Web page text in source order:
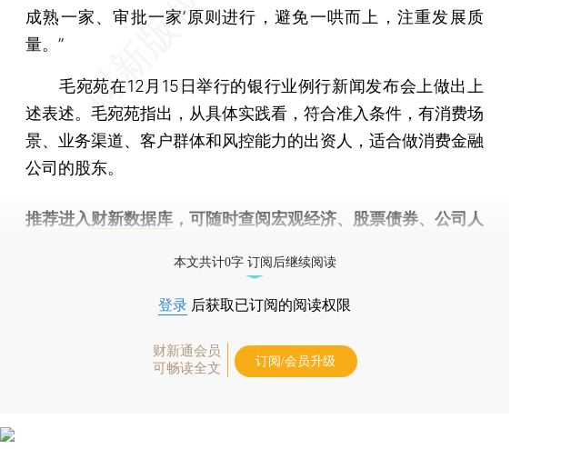
成熟一家、审批一家’原则进行，避免一哄而上，注重发展质
量。”
毛宛苑在12月15日举行的银行业例行新闻发布会上做出上
述表述。毛宛苑指出，从具体实践看，符合准入条件，有消费场
景、业务渠道、客户群体和风控能力的出资人，适合做消费金融
公司的股东。
推荐进入财新数据库 ，可随时查阅宏观经济、股票债券、公司人
本文共计0字 订阅后继续阅读
登录 后获取已订阅的阅读权限
财新通会员
可畅读全文
订阅/会员升级